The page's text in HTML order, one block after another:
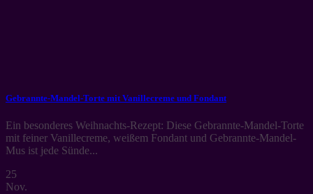
Gebrannte-Mandel-Torte mit Vanillecreme und Fondant
Ein besonderes Weihnachts-Rezept: Diese Gebrannte-Mandel-Torte
mit feiner Vanillecreme, weißem Fondant und Gebrannte-Mandel-
Mus ist jede Sünde...
25
Nov.